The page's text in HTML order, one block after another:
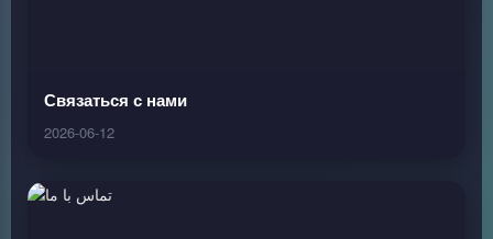
Связаться с нами
2026-06-12